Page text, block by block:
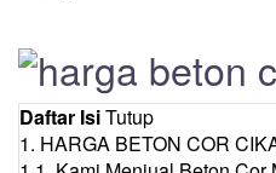
Daftar IsiTutup
1. HARGA BETON COR